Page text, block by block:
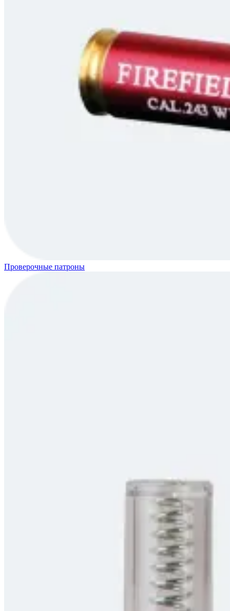
Проверочные патроны